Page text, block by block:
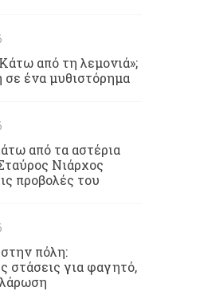
από τη λεμονιά»;
ένα μυθιστόρημα
από τα αστέρια
Νιάρχος
προβολές του
πόλη:
στάσεις για φαγητό,